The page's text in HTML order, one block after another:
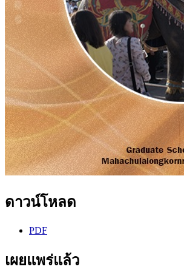
ดาวน์โหลด
PDF
เผยแพร่แล้ว